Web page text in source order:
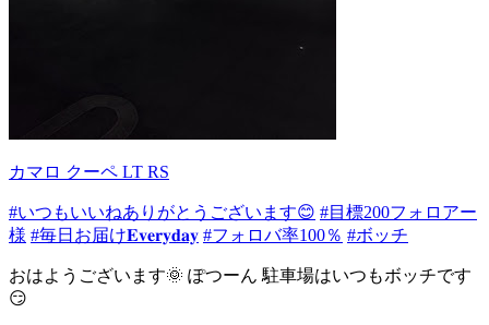
カマロ クーペ LT RS
#いつもいいねありがとうございます😊 #目標200フォロアー
様 #毎日お届け𝐄𝐯𝐞𝐫𝐲𝐝𝐚𝐲 #フォロバ率100％ #ボッチ
おはようございます🌞 ぽつーん 駐車場はいつもボッチです
😏